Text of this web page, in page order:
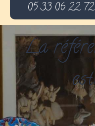
05 33 06 22 72
La